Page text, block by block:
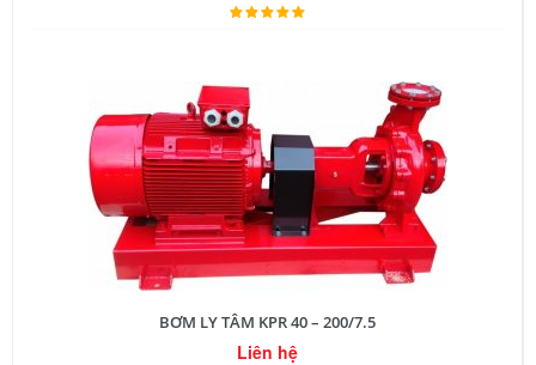
BƠM LY TÂM KPR 40 – 200/7.5
Liên hệ